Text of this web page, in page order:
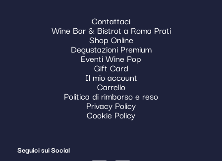
Contattaci
Wine Bar & Bistrot a Roma Prati
Shop Online
Degustazioni Premium
Eventi Wine Pop
Gift Card
Il mio account
Carrello
Politica di rimborso e reso
Privacy Policy
Cookie Policy
Seguici sui Social